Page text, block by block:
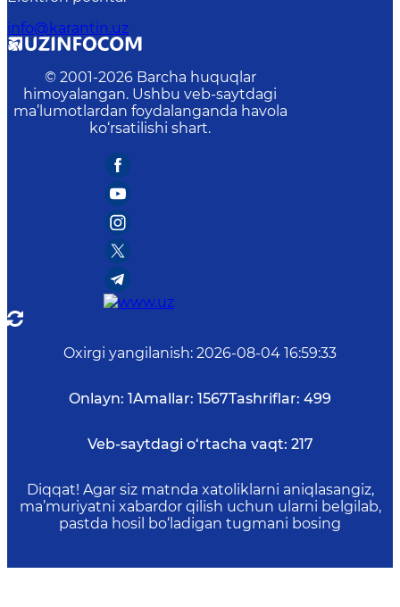
info@karantin.uz
© 2001-2026 Barcha huquqlar
himoyalangan. Ushbu veb-saytdagi
ma’lumotlardan foydalanganda havola
ko‘rsatilishi shart.
Oxirgi yangilanish: 2026-08-04 16:59:33
Onlayn: 1Amallar: 1567Tashriflar: 499
Veb-saytdagi o‘rtacha vaqt: 217
Diqqat! Agar siz matnda xatoliklarni aniqlasangiz,
ma’muriyatni xabardor qilish uchun ularni belgilab,
pastda hosil bo‘ladigan tugmani bosing